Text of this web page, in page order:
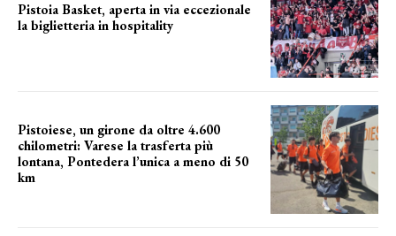
Pistoia Basket, aperta in via eccezionale
la biglietteria in hospitality
Pistoiese, un girone da oltre 4.600
chilometri: Varese la trasferta più
lontana, Pontedera l’unica a meno di 50
km